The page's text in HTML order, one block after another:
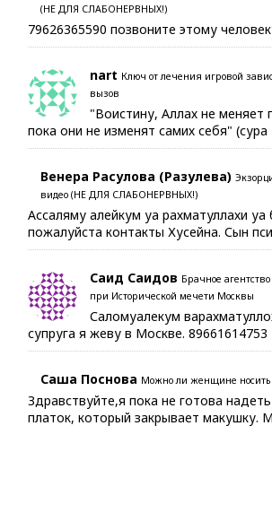
(НЕ ДЛЯ СЛАБОНЕРВНЫХ!)
79626365590 позвоните этому
nart Ключ от лечения игровой
вызов
"Воистину, Аллах не
пока они не изменят самих себя"
Венера Расулова (Разулева)
видео (НЕ ДЛЯ СЛАБОНЕРВНЫХ!)
Ассаляму алейкум уа рахматуллахи уа
пожалуйста контакты Хусейна. Сын
Саид Саидов Брачное
при Исторической мечети Москвы
Саломуалекум
супруга я жеву в Москве. 89661614753
Саша Поснова Можно ли женщине носить
Здравствуйте,я пока не готова
платок, который закрывает макушку.